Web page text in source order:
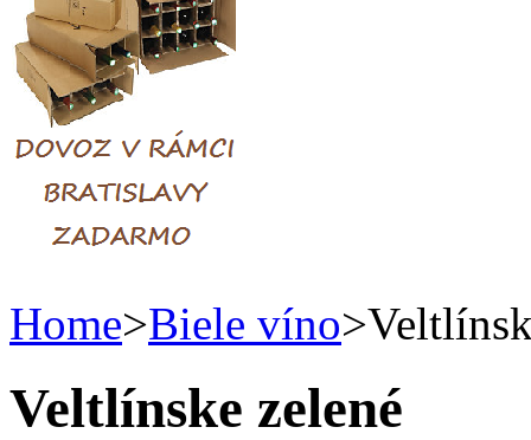
Home>Biele víno>
Veltlínske zelené